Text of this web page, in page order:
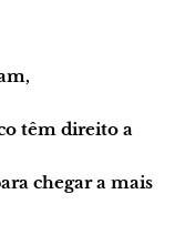
têm direito a
chegar a mais